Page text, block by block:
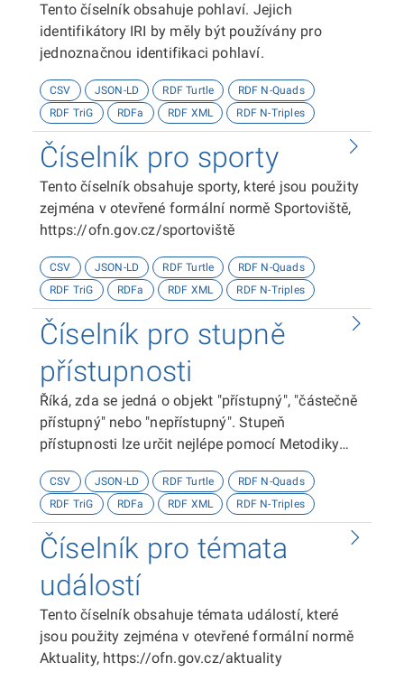
Tento číselník obsahuje pohlaví. Jejich
identifikátory IRI by měly být používány pro
jednoznačnou identifikaci pohlaví.
CSV JSON-LD RDF Turtle
RDF N-Quads
RDF TriG
RDFa RDF XML RDF N-Triples
Číselník pro sporty
Tento číselník obsahuje sporty, které jsou použity
zejména v otevřené formální normě Sportoviště,
https://ofn.gov.cz/sportoviště
CSV JSON-LD RDF Turtle
RDF N-Quads
RDF TriG
RDFa RDF XML RDF N-Triples
Číselník pro stupně
přístupnosti
Říká, zda se jedná o objekt "přístupný", "částečně
přístupný" nebo "nepřístupný". Stupeň
přístupnosti lze určit nejlépe pomocí Metodiky
http://presbariery.cz/cz/mapovani-
barierovosti/metodika.
CSV JSON-LD RDF Turtle
RDF N-Quads
RDF TriG
RDFa RDF XML RDF N-Triples
Číselník pro témata
událostí
Tento číselník obsahuje témata událostí, které
jsou použity zejména v otevřené formální normě
Aktuality, https://ofn.gov.cz/aktuality